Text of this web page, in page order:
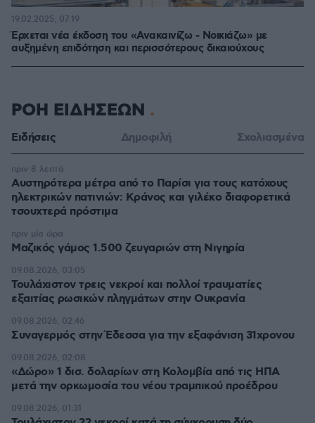
Έρχεται νέα έκδοση του «Ανακαινίζω - Νοικιάζω» με
αυξημένη επιδότηση και περισσότερους δικαιούχους
19.02.2025, 07:19
ΡΟΗ ΕΙΔΗΣΕΩΝ
Ειδήσεις Δημοφιλή Σχολιασμένα
Αυστηρότερα μέτρα από το Παρίσι για τους κατόχους
ηλεκτρικών πατινιών: Κράνος και γιλέκο διαφορετικά
τσουχτερά πρόστιμα
πριν 8 λεπτά
Μαζικός γάμος 1.500 ζευγαριών στη Νιγηρία
πριν μία ώρα
Τουλάχιστον τρεις νεκροί και πολλοί τραυματίες
εξαιτίας ρωσικών πληγμάτων στην Ουκρανία
09.08.2026, 03:05
Συναγερμός στην Έδεσσα για την εξαφάνιση 31χρονου
09.08.2026, 02:46
«Δώρο» 1 δισ. δολαρίων στη Κολομβία από τις ΗΠΑ
μετά την ορκωμοσία του νέου τραμπικού προέδρου
09.08.2026, 02:08
09.08.2026, 01:31